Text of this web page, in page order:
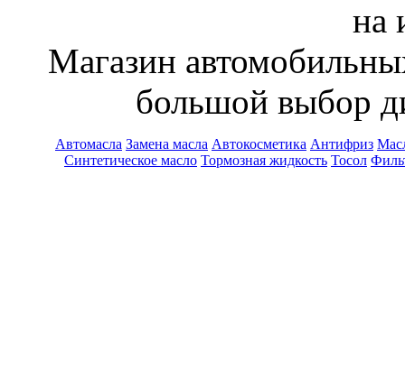
на
Магазин
большой выбор
Автомасла Замена масла Автокосметика Антифриз
Синтетическое масло Тормозная жидкость Тосол